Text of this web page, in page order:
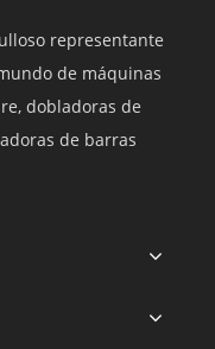
representante
de máquinas
dobladoras de
de barras